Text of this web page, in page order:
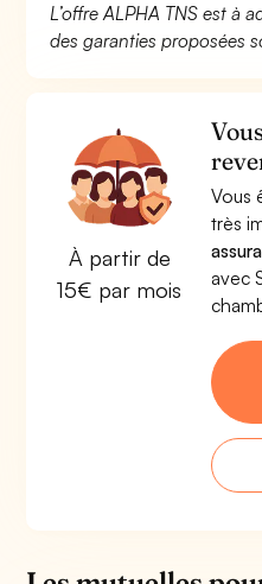
L’offre ALPHA TNS est à
des garanties proposées
À partir de
15€ par mois
Vous
très
avec